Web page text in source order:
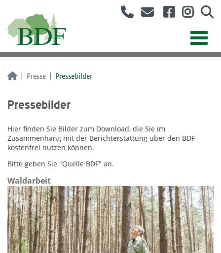
Presse Pressebilder
Pressebilder
Hier finden Sie Bilder zum Download, die Sie im
Zusammenhang mit der Berichterstattung über den BDF
kostenfrei nutzen können.
Bitte geben Sie "Quelle BDF" an.
Waldarbeit